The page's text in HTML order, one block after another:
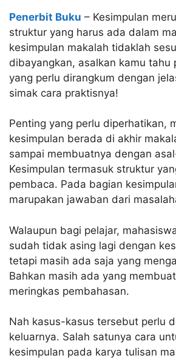
Penerbit Buku – Kesimpulan
struktur yang harus ada dalam
kesimpulan makalah tidaklah
dibayangkan, asalkan kamu tahu
yang perlu dirangkum dengan
simak cara praktisnya!
Penting yang perlu diperhatikan,
kesimpulan berada di akhir
sampai membuatnya dengan
Kesimpulan termasuk struktur
pembaca. Pada bagian
marupakan jawaban dari
Walaupun bagi pelajar,
sudah tidak asing lagi dengan
tetapi masih ada saja yang
Bahkan masih ada yang
meringkas pembahasan.
Nah kasus-kasus tersebut perlu
keluarnya. Salah satunya cara
kesimpulan pada karya tulisan